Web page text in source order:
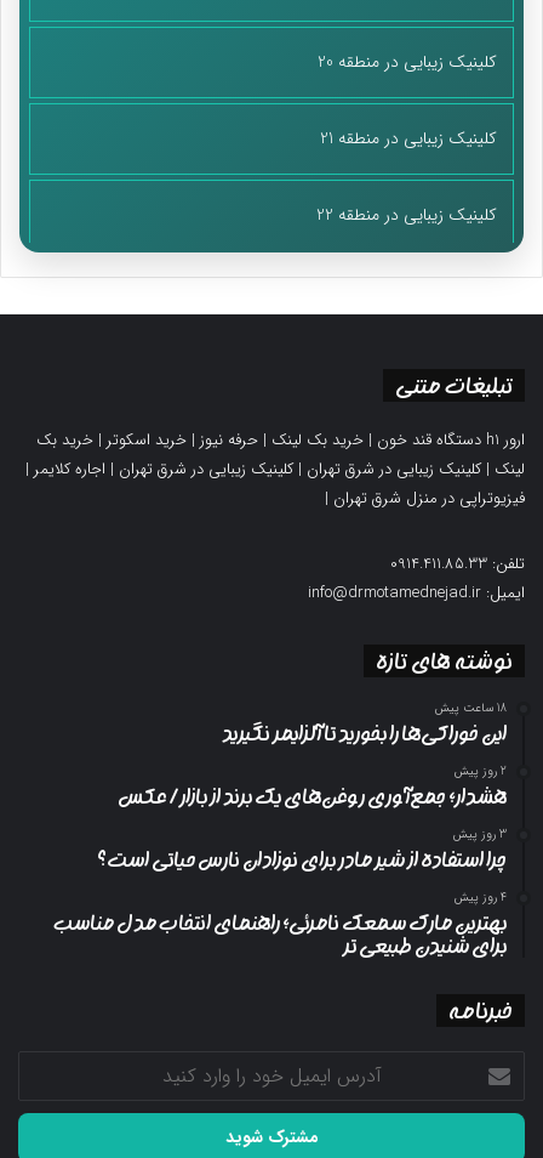
کلینیک زیبایی در منطقه 20
کلینیک زیبایی در منطقه 21
کلینیک زیبایی در منطقه 22
تبلیغات متنی
ارور h1 دستگاه قند خون | خرید بک لینک | حرفه نیوز | خرید اسکوتر | خرید بک
لینک |کلینیک زیبایی در شرق تهران |کلینیک زیبایی در شرق تهران | اجاره کلایمر |
فیزیوتراپی در منزل شرق تهران |
تلفن: 0914.411.85.33
ایمیل: info@drmotamednejad.ir
نوشته های تازه
18 ساعت پیش
این خوراکی‌ها را بخورید تا آلزایمر نگیرید
2 روز پیش
هشدار؛ جمع‌آوری روغن‌های یک برند از بازار/ عکس
3 روز پیش
چرا استفاده از شیر مادر برای نوزادان نارس حیاتی است؟
4 روز پیش
بهترین مارک سمعک نامرئی؛ راهنمای انتخاب مدل مناسب
برای شنیدن طبیعی تر
خبرنامه
آدرس
ایمیل
خود